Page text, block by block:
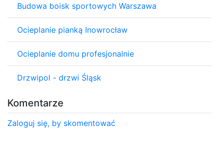
Budowa boisk sportowych Warszawa
Ocieplanie pianką Inowrocław
Ocieplanie domu profesjonalnie
Drzwipol - drzwi Śląsk
Komentarze
Zaloguj się, by skomentować